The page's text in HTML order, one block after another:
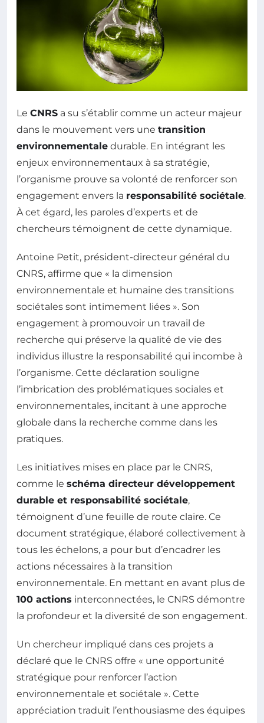
Le CNRS a su s’établir comme un acteur majeur
dans le mouvement vers une transition
environnementale durable. En intégrant les
enjeux environnementaux à sa stratégie,
l’organisme prouve sa volonté de renforcer son
engagement envers la responsabilité sociétale.
À cet égard, les paroles d’experts et de
chercheurs témoignent de cette dynamique.
Antoine Petit, président-directeur général du
CNRS, affirme que « la dimension
environnementale et humaine des transitions
sociétales sont intimement liées ». Son
engagement à promouvoir un travail de
recherche qui préserve la qualité de vie des
individus illustre la responsabilité qui incombe à
l’organisme. Cette déclaration souligne
l’imbrication des problématiques sociales et
environnementales, incitant à une approche
globale dans la recherche comme dans les
pratiques.
Les initiatives mises en place par le CNRS,
comme le schéma directeur développement
durable et responsabilité sociétale,
témoignent d’une feuille de route claire. Ce
document stratégique, élaboré collectivement à
tous les échelons, a pour but d’encadrer les
actions nécessaires à la transition
environnementale. En mettant en avant plus de
100 actions interconnectées, le CNRS démontre
la profondeur et la diversité de son engagement.
Un chercheur impliqué dans ces projets a
déclaré que le CNRS offre « une opportunité
stratégique pour renforcer l’action
environnementale et sociétale ». Cette
appréciation traduit l’enthousiasme des équipes